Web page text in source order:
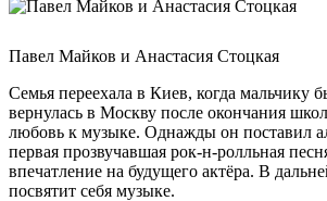
Павел Майков и Анастасия Стоцкая
Семья переехала в Киев, когда мальчику
вернулась в Москву после окончания
любовь к музыке. Однажды он поставил
первая прозвучавшая рок-н-ролльная
впечатление на будущего актёра. В
посвятит себя музыке.